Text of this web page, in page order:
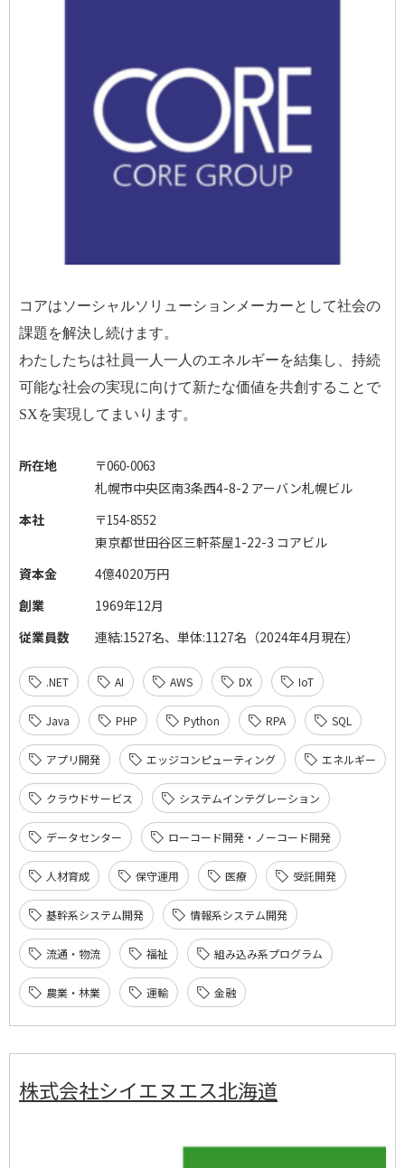
コアはソーシャルソリューションメーカーとして社会の
課題を解決し続けます。
わたしたちは社員一人一人のエネルギーを結集し、持続
可能な社会の実現に向けて新たな価値を共創することで
SXを実現してまいります。
所在地 〒060-0063
札幌市中央区南3条西4-8-2 アーバン札幌ビル
本社
〒154-8552
東京都世田谷区三軒茶屋1-22-3 コアビル
資本金
4億4020万円
創業
1969年12月
従業員数
連結:1527名、単体:1127名（2024年4月現在）
.NET AI AWS DX IoT
Java PHP Python RPA SQL
アプリ開発 エッジコンピューティング エネルギー
クラウドサービス システムインテグレーション
データセンター ローコード開発・ノーコード開発
人材育成 保守運用 医療 受託開発
基幹系システム開発 情報系システム開発
流通・物流 福祉 組み込み系プログラム
農業・林業 運輸 金融
株式会社シイエヌエス北海道